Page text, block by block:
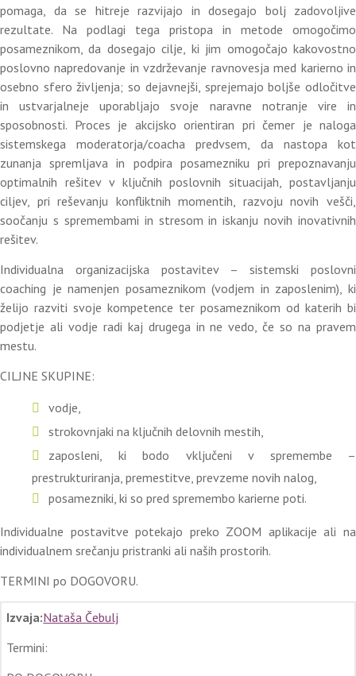
pomaga, da se hitreje razvijajo in dosegajo bolj zadovoljive
rezultate. Na podlagi tega pristopa in metode omogočimo
posameznikom, da dosegajo cilje, ki jim omogočajo kakovostno
poslovno napredovanje in vzdrževanje ravnovesja med karierno in
osebno sfero življenja; so dejavnejši, sprejemajo boljše odločitve
in ustvarjalneje uporabljajo svoje naravne notranje vire in
sposobnosti. Proces je akcijsko orientiran pri čemer je naloga
sistemskega moderatorja/coacha predvsem, da nastopa kot
zunanja spremljava in podpira posamezniku pri prepoznavanju
optimalnih rešitev v ključnih poslovnih situacijah, postavljanju
ciljev, pri reševanju konfliktnih momentih, razvoju novih vešči,
soočanju s spremembami in stresom in iskanju novih inovativnih
rešitev.
Individualna organizacijska postavitev – sistemski poslovni
coaching je namenjen posameznikom (vodjem in zaposlenim), ki
želijo razviti svoje kompetence ter posameznikom od katerih bi
podjetje ali vodje radi kaj drugega in ne vedo, če so na pravem
mestu.
CILJNE SKUPINE:
vodje,
strokovnjaki na ključnih delovnih mestih,
zaposleni, ki bodo vključeni v spremembe –
prestrukturiranja, premestitve, prevzeme novih nalog,
posamezniki, ki so pred spremembo karierne poti.
Individualne postavitve potekajo preko ZOOM aplikacije ali na
individualnem srečanju pristranki ali naših prostorih.
TERMINI po DOGOVORU.
Izvaja:Nataša Čebulj
Termini: